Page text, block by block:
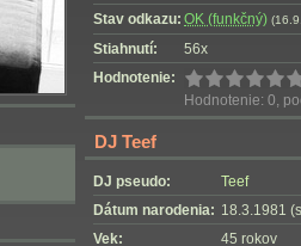
Stav odkazu: OK (funkčný)
Stiahnutí:
56x
Hodnotenie:
Hodnotenie: 0,
DJ Teef
DJ pseudo:
Teef
Dátum narodenia: 18.3.1981
Vek:
45 rokov